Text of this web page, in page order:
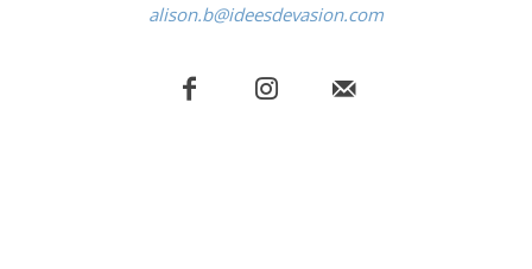
alison.b@ideesdevasion.com